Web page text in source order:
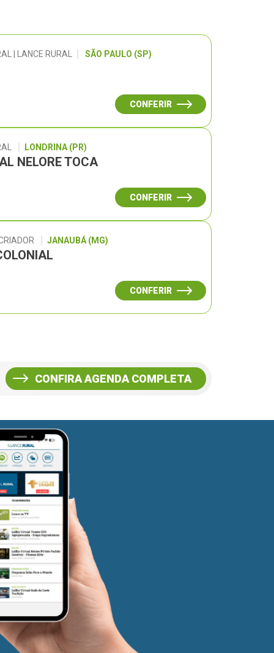
| LANCE RURAL SÃO PAULO (SP)
CONFERIR
LONDRINA (PR)
NELORE TOCA
CONFERIR
JANAUBÁ (MG)
CONFERIR
CONFIRA AGENDA COMPLETA